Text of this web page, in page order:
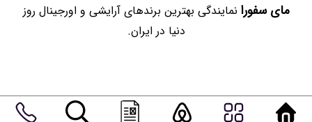
مای سفورا نمایندگی بهترین برندهای آرایشی و اورجینال روز
دنیا در ایران.